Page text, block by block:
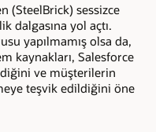
(SteelBrick) sessizce
dalgasına yol açtı.
yapılmamış olsa da,
kaynakları, Salesforce
ve müşterilerin
teşvik edildiğini öne